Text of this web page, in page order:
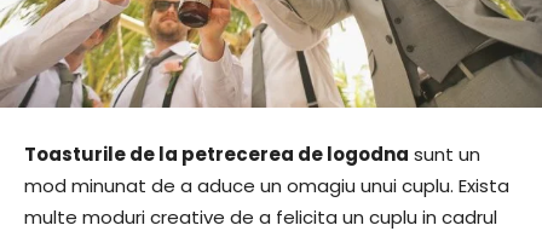
Toasturile de la petrecerea de logodna sunt un
mod minunat de a aduce un omagiu unui cuplu. Exista
multe moduri creative de a felicita un cuplu in cadrul